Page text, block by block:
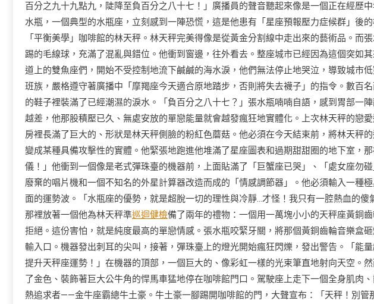
百分之九十九點九，陡降至負百分之八十七！」廣播員的聲音聽起來像是一個正在經歷
水瓶，一個典型的水瓶座，立刻感到一陣恐慌，這是他患有「星座預報壓力症候群」後
「平衡美學」咖啡館的林天秤。林天秤完美得像是從黃金分割線中走出來的藝術品。而
踢的毛線球，充滿了混亂與錯位。他衝到窗邊，往外看去。整座城市已經因為這個突如
道上的雙魚座們，開始不受控制地流下鹹鹹的海水淚，他們無法停止地哭泣，導致城市
班族，嚴格遵守著廣播中「摩羯座今天適合原地踏步，否則將失去襪子」的指令。數百
的鞋子裡裝滿了已經潮濕的淚水。「負百分之八十七？」張水瓶喃喃自語，感到胃部一
越差，他那股積壓已久、無處安放的單戀能量就會越發瘋狂地實體化。上次林天秤的戀
房裡長滿了巨大的、形狀是林天秤側臉的粉紅色蘑菇。他必須在今天結束前，將林天秤
變成某種具備攻擊性的實體。他緊張地跑進他堆滿了星座圖表和過期甜甜圈的地下室，
儀！」他衝到一個像是老式彈珠臺的機器前，上面貼滿了「巨蟹座已哭」、「處女座勿
廢棄的唱片機和一個不知名的外星計算器改造而成的「情感調節器」。他必須輸入一種
面的運勢波。「水瓶座的優勢，就是超脫一切的理性與冷靜…才怪！我只有一腔熱血的傻
那裡放著一個他為林天秤準巡迴健檢備了兩年的禮物：一個用一萬塊小小的天秤座黃銅
拒絕。這份害怕，就是純度最高的單戀情感。張水瓶咬緊牙關，將那個黃銅齒輪音樂盒
輸入口。機器發出刺耳的尖叫，接著，彈珠臺上的燈光開始瘋狂閃爍，發出警告。「能
提升天秤座運勢！」在機器的頂部，一個巨大的、像彩虹一樣的光束筆直地射向天空。
了金色、裝飾著巨大公牛角的悍馬車猛地停在咖啡館門口。駕駛座上走下一個全身肌肉
熱追求者——金牛座霸總牛土豪。牛土豪一腳踢開咖啡館的門，大聲宣布：「天秤！別管